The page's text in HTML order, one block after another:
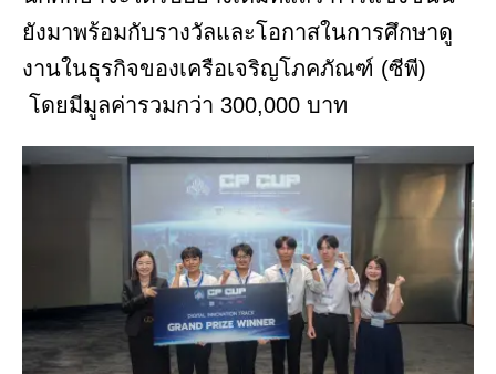
ยังมาพร้อมกับรางวัลและโอกาสในการศึกษาดู
งานในธุรกิจของเครือเจริญโภคภัณฑ์ (ซีพี)
โดยมีมูลค่ารวมกว่า 300,000 บาท